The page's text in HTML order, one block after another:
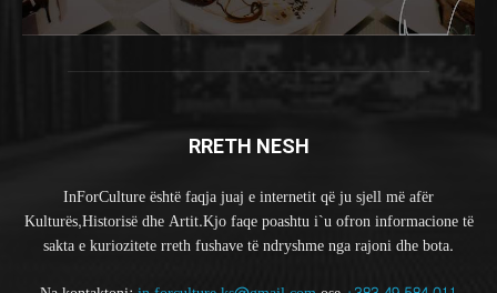
RRETH NESH
InForCulture është faqja juaj e internetit që ju sjell më afër
Kulturës,Historisë dhe Artit.Kjo faqe poashtu i`u ofron informacione të
sakta e kuriozitete rreth fushave të ndryshme nga rajoni dhe bota.